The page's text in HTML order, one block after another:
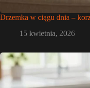
Drzemka w ciągu dnia –
15 kwietnia, 2026